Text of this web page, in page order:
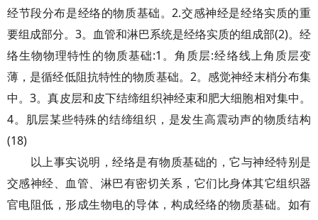
经节段分布是经络的物质基础。2.交感神经是经络实质的重
要组成部分。3。血管和淋巴系统是经络实质的组成部(2)。经
络生物物理特性的物质基础:1。角质层:经络线上角质层变
薄，是循经低阻抗特性的物质基础。2。感觉神经末梢分布集
中。3。真皮层和皮下结缔组织神经束和肥大细胞相对集中。
4。肌层某些特殊的结缔组织，是发生高震动声的物质结构
(18)
以上事实说明，经络是有物质基础的，它与神经特别是
交感神经、血管、淋巴有密切关系，它们比身体其它组织器
官电阻低，形成生物电的导体，构成经络的物质基础。如有